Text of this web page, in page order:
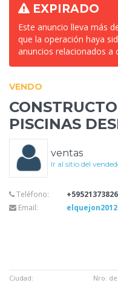
EXPIRADO
Este anuncio lleva más
que la operación haya
anuncios relacionados a
VENDO
PISCINAS
ventas
Ir al sitio del
Teléfono:
Email:
Ciudad: Nro.